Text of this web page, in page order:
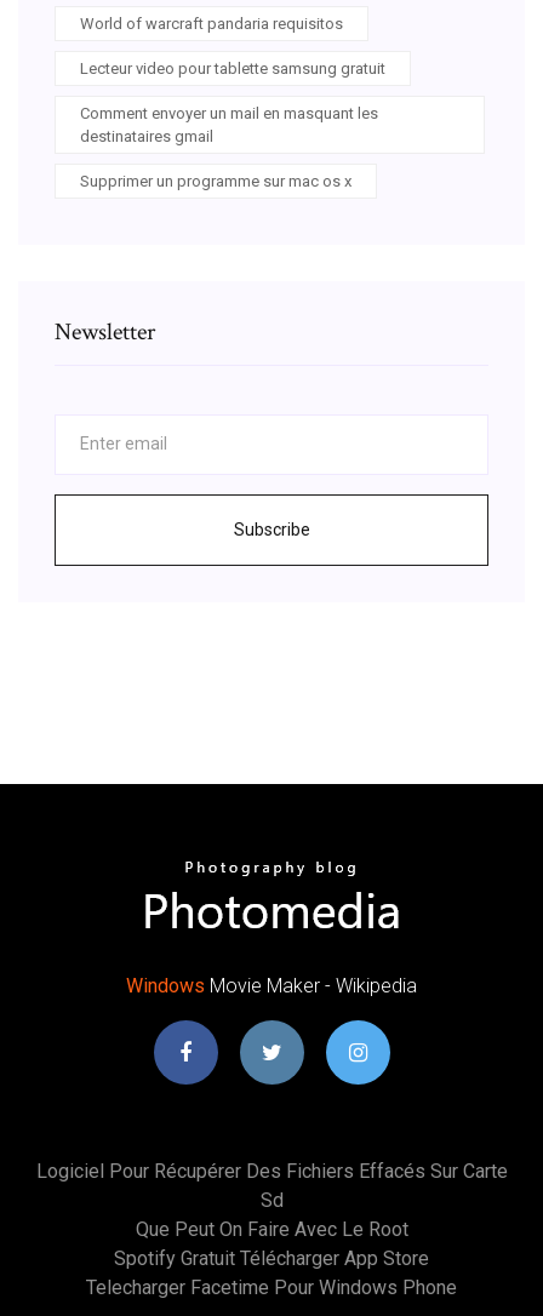
World of warcraft pandaria requisitos
Lecteur video pour tablette samsung gratuit
Comment envoyer un mail en masquant les
destinataires gmail
Supprimer un programme sur mac os x
Newsletter
Subscribe
Windows Movie Maker - Wikipedia
Logiciel Pour Récupérer Des Fichiers Effacés Sur Carte
Sd
Que Peut On Faire Avec Le Root
Spotify Gratuit Télécharger App Store
Telecharger Facetime Pour Windows Phone